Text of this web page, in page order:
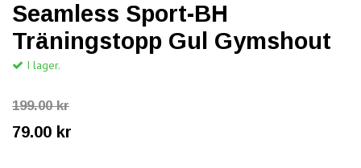
Seamless Sport-BH
Träningstopp Gul Gymshout
I lager.
199.00 kr
79.00 kr